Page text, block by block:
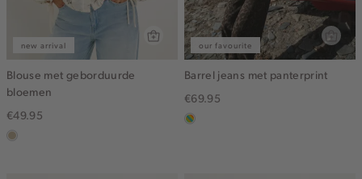
new arrival
Blouse met geborduurde
bloemen
€49.95
lichtzand
our favourite
Barrel jeans met panterprint
€69.95
meerkleurig